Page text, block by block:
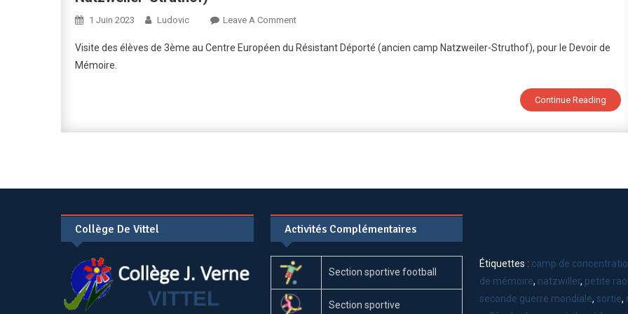
1 Juin 2023 Ludovic Leave A CommentOn
De
(Ancien
Camp
Natzweiler-
Visite des élèves de 3ème au Centre Européen du Résistant Déporté (ancien camp Natzweiler-Struthof), pour le Devoir de
Mémoire.
Continue Reading
Collège De Vittel Activités Complémentaires
Section sportive football
Section sportive
Étiquettes : camp de
de mémoire, natzwiller, petite
seconde guerre mondiale,sortie,